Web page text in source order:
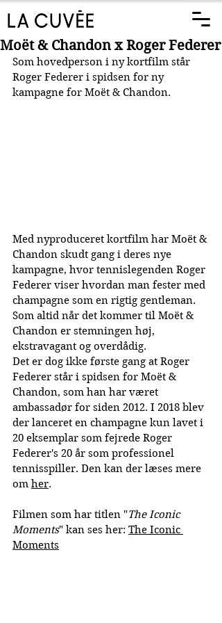
Moët & Chandon x Roger Federer
Som hovedperson i ny kortfilm står
Roger Federer i spidsen for ny
kampagne for Moët & Chandon.
Med nyproduceret kortfilm har Moët &
Chandon skudt gang i deres nye
kampagne, hvor tennislegenden Roger
Federer viser hvordan man fester med
champagne som en rigtig gentleman.
Som altid når det kommer til Moët &
Chandon er stemningen høj,
ekstravagant og overdådig.
Det er dog ikke første gang at Roger
Federer står i spidsen for Moët &
Chandon, som han har været
ambassadør for siden 2012. I 2018 blev
der lanceret en champagne kun lavet i
20 eksemplar som fejrede Roger
Federer's 20 år som professionel
tennisspiller. Den kan der læses mere
om her.
Filmen som har titlen "The Iconic
Moments" kan ses her: The Iconic
Moments